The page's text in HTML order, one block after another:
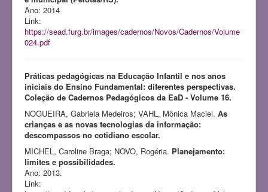
Ano: 2014
Link:
https://sead.furg.br/images/cadernos/Novos/Cadernos/Volume
024.pdf
Práticas pedagógicas na Educação Infantil e nos anos
iniciais do Ensino Fundamental: diferentes perspectivas.
Coleção de Cadernos Pedagógicos da EaD - Volume 16.
NOGUEIRA, Gabriela Medeiros; VAHL, Mônica Maciel. As
crianças e as novas tecnologias da informação:
descompassos no cotidiano escolar.
MICHEL, Caroline Braga; NOVO, Rogéria. Planejamento:
limites e possibilidades.
Ano: 2013.
Link: